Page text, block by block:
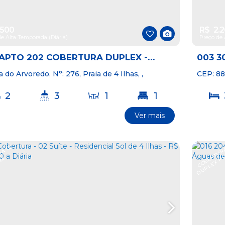
202 COBERTURA DUPLEX -
ILHA DO MEL - R$ 1.500,00
do Arvoredo, N°: 276, Praia de 4 Ilhas ,
2 3 1 1
Ver mais
003
CEP: